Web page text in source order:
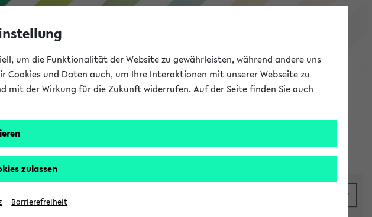
eKVV
um die Funktionalität der Website zu gewährleisten, während andere uns
Cookies und Daten auch, um Ihre Interaktionen mit unserer Webseite zu
mit der Wirkung für die Zukunft widerrufen. Auf der Seite finden Sie auch
zulassen
Barrierefreiheit